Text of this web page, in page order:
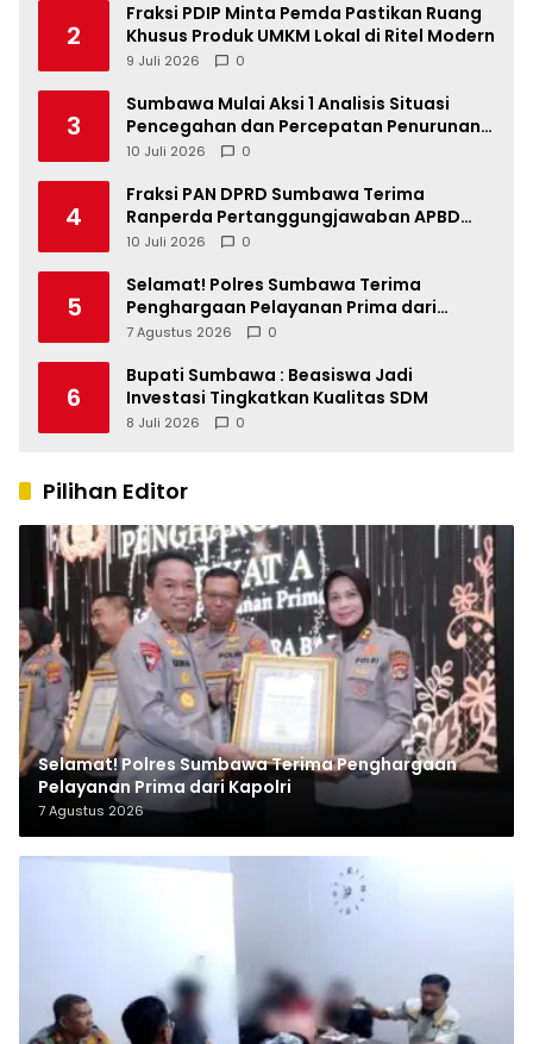
2
Fraksi PDIP Minta Pemda Pastikan Ruang
Khusus Produk UMKM Lokal di Ritel Modern
9 Juli 2026 0
3
Sumbawa Mulai Aksi 1 Analisis Situasi
Pencegahan dan Percepatan Penurunan
Stunting Tahun 2026
10 Juli 2026 0
4
Fraksi PAN DPRD Sumbawa Terima
Ranperda Pertanggungjawaban APBD
2025, Soroti SILPA Rp201,68 Miliar dan
10 Juli 2026 0
5
Selamat! Polres Sumbawa Terima
Penghargaan Pelayanan Prima dari
Kapolri
7 Agustus 2026 0
6
Bupati Sumbawa : Beasiswa Jadi
Investasi Tingkatkan Kualitas SDM
8 Juli 2026 0
Pilihan Editor
Selamat! Polres Sumbawa Terima Penghargaan
Pelayanan Prima dari Kapolri
7 Agustus 2026